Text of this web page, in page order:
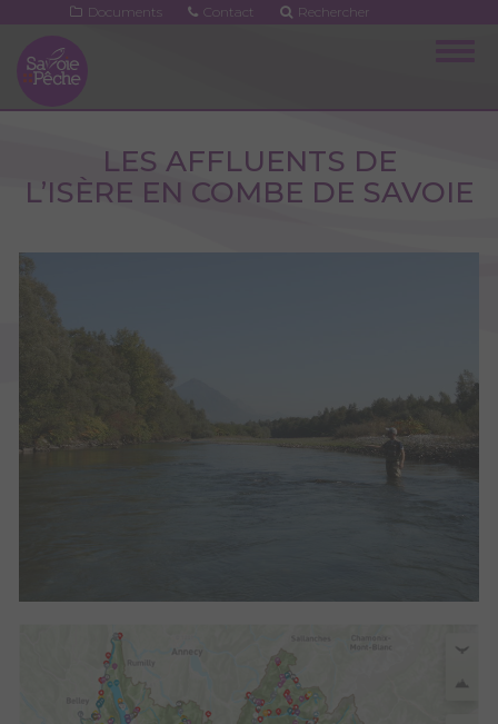
contenu
principal
Documents Contact Rechercher
LES AFFLUENTS DE
L’ISÈRE EN COMBE DE SAVOIE